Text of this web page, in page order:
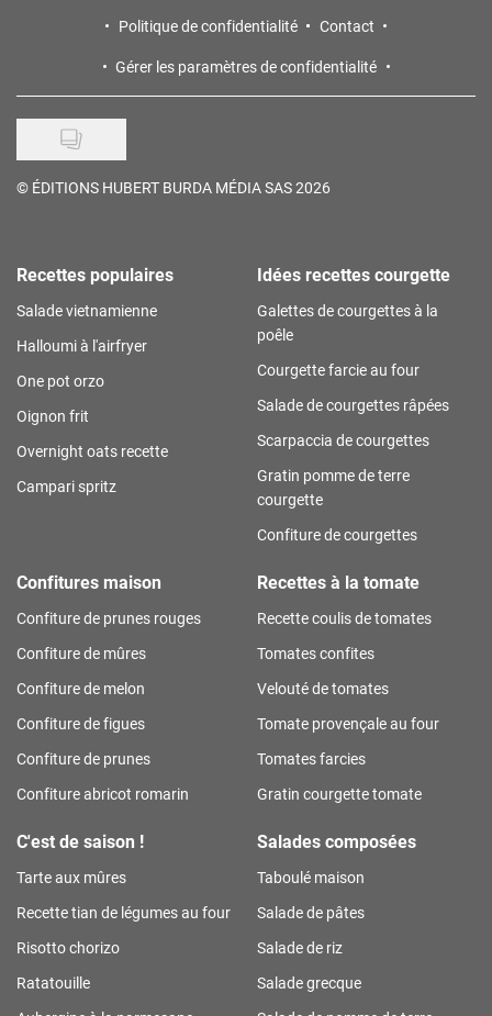
Politique de confidentialité
Contact
Gérer les paramètres de confidentialité
© ÉDITIONS HUBERT BURDA MÉDIA SAS 2026
Recettes populaires
Salade vietnamienne
Halloumi à l'airfryer
One pot orzo
Oignon frit
Overnight oats recette
Campari spritz
Idées recettes courgette
Galettes de courgettes à la
poêle
Courgette farcie au four
Salade de courgettes râpées
Scarpaccia de courgettes
Gratin pomme de terre
courgette
Confiture de courgettes
Confitures maison
Confiture de prunes rouges
Confiture de mûres
Confiture de melon
Confiture de figues
Confiture de prunes
Confiture abricot romarin
Recettes à la tomate
Recette coulis de tomates
Tomates confites
Velouté de tomates
Tomate provençale au four
Tomates farcies
Gratin courgette tomate
C'est de saison !
Tarte aux mûres
Recette tian de légumes au four
Risotto chorizo
Ratatouille
Salades composées
Taboulé maison
Salade de pâtes
Salade de riz
Salade grecque